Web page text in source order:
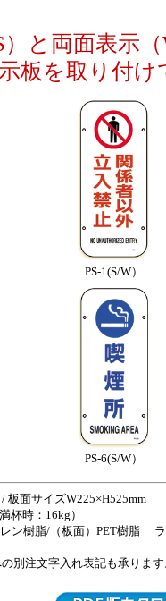
と両面表示
板を取り付
PS-1(S/W）
PS-6(S/W）
板面サイズW225×H525mm
杯時：16kg）
ン樹脂/（板面）PET樹脂
別注文字入れ表記も承りま